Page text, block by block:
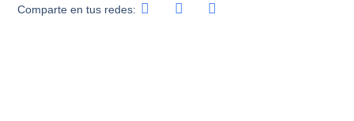
Comparte en tus redes: